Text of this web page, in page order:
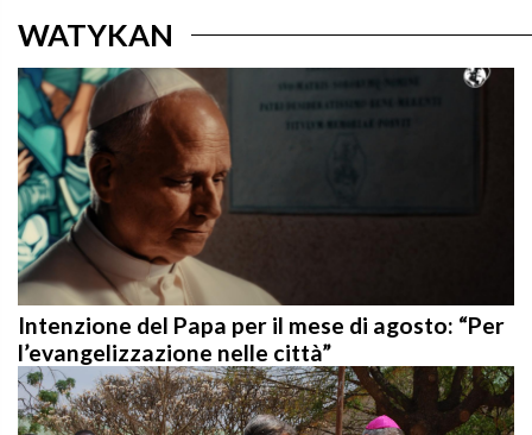
Intenzione del Papa per il mese di agosto: “Per
l’evangelizzazione nelle città”